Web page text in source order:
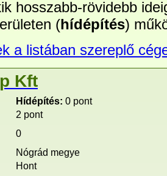
hosszabb-rövidebb
(hídépítés)
a listában szereplő
Kft
Hídépítés: 0 pont
2 pont
0
Nógrád megye
Hont